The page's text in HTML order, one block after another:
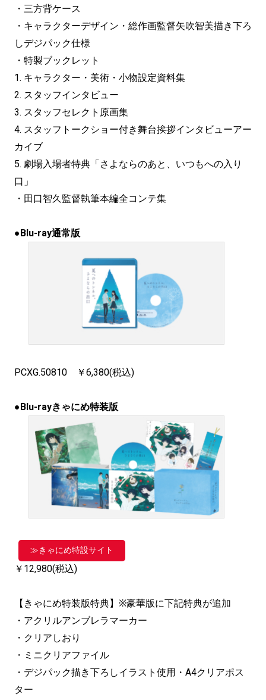
・三方背ケース
・キャラクターデザイン・総作画監督矢吹智美描き下ろ
しデジパック仕様
・特製ブックレット
1. キャラクター・美術・小物設定資料集
2. スタッフインタビュー
3. スタッフセレクト原画集
4. スタッフトークショー付き舞台挨拶インタビューアー
カイブ
5. 劇場入場者特典「さよならのあと、いつもへの入り
口」
・田口智久監督執筆本編全コンテ集
●Blu-ray通常版
PCXG.50810 ￥6,380(税込)
●Blu-rayきゃにめ特装版
≫きゃにめ特設サイト
￥12,980(税込)
【きゃにめ特装版特典】※豪華版に下記特典が追加
・アクリルアンブレラマーカー
・クリアしおり
・ミニクリアファイル
・デジパック描き下ろしイラスト使用・A4クリアポス
ター